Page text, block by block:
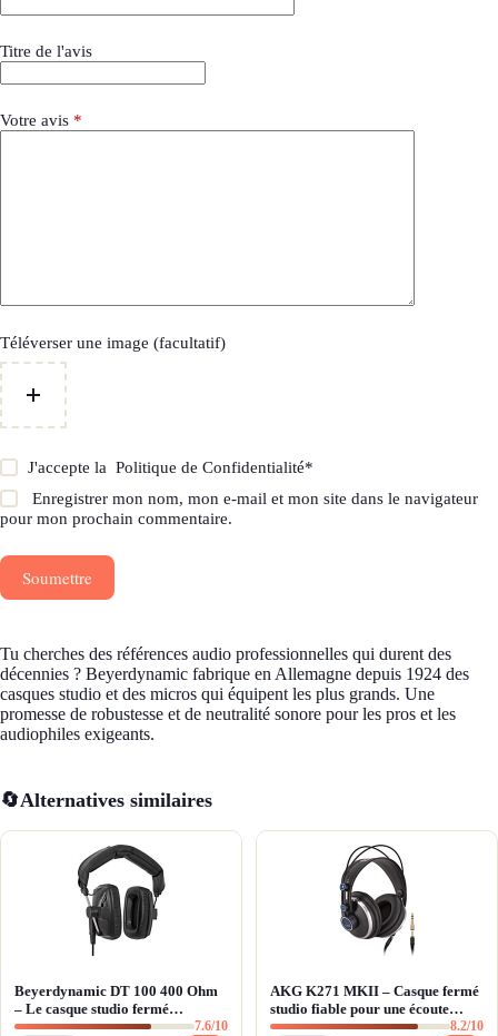
Titre de l'avis
Votre avis *
Téléverser une image (facultatif)
J'accepte laPolitique de Confidentialité*
Enregistrer mon nom, mon e-mail et mon site dans le navigateur
pour mon prochain commentaire.
Soumettre
Tu cherches des références audio professionnelles qui durent des
décennies ? Beyerdynamic fabrique en Allemagne depuis 1924 des
casques studio et des micros qui équipent les plus grands. Une
promesse de robustesse et de neutralité sonore pour les pros et les
audiophiles exigeants.
🔄Alternatives similaires
Beyerdynamic DT 100 400 Ohm
– Le casque studio fermé
indestructible
7.6/10
AKG K271 MKII – Casque fermé
studio fiable pour une écoute
neutre
8.2/10